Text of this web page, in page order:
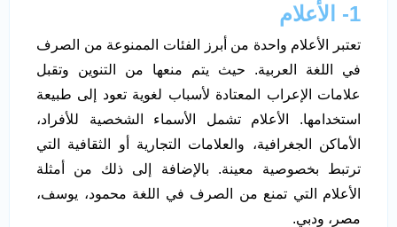
1- الأعلام
تعتبر الأعلام واحدة من أبرز الفئات الممنوعة من الصرف
في اللغة العربية. حيث يتم منعها من التنوين وتقبل
علامات الإعراب المعتادة لأسباب لغوية تعود إلى طبيعة
استخدامها. الأعلام تشمل الأسماء الشخصية للأفراد،
الأماكن الجغرافية، والعلامات التجارية أو الثقافية التي
ترتبط بخصوصية معينة. بالإضافة إلى ذلك من أمثلة
الأعلام التي تمنع من الصرف في اللغة محمود، يوسف،
مصر، ودبي.